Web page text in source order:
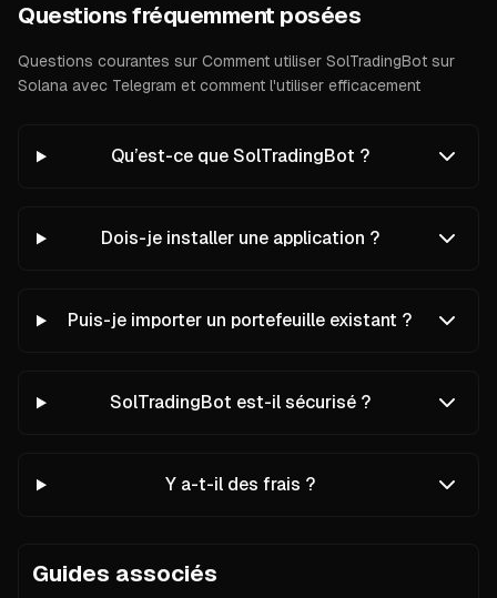
Questions fréquemment posées
Questions courantes sur Comment utiliser SolTradingBot sur
Solana avec Telegram et comment l'utiliser efficacement
Qu’est-ce que SolTradingBot ?
Dois-je installer une application ?
Puis-je importer un portefeuille existant ?
SolTradingBot est-il sécurisé ?
Y a-t-il des frais ?
Guides associés